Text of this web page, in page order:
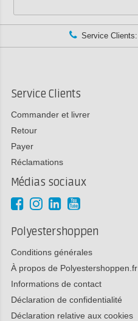
Service Clients:
Service Clients
Commander et livrer
Retour
Payer
Réclamations
Médias sociaux
Polyestershoppen
Conditions générales
À propos de Polyestershoppen.fr
Informations de contact
Déclaration de confidentialité
Déclaration relative aux cookies